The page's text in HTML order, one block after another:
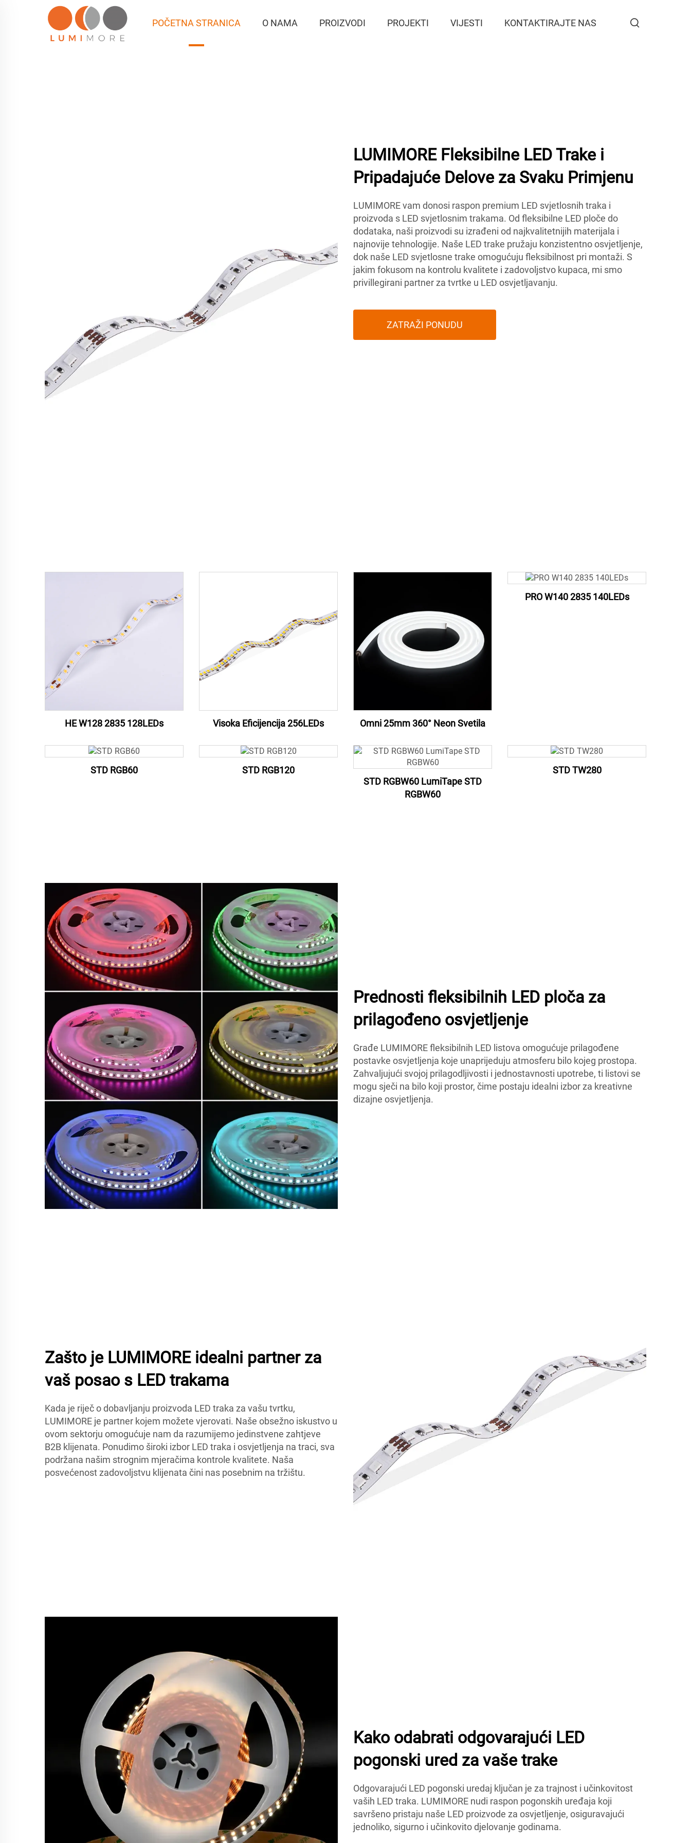
POČETNA STRANICA O NAMA PROIZVODI PROJEKTI VIJESTI KONTAKTIRAJTE NAS
LUMIMORE Fleksibilne LED Trake i
Pripadajuće Delove za Svaku Primjenu
LUMIMORE vam donosi raspon premium LED svjetlosnih traka i
proizvoda s LED svjetlosnim trakama. Od fleksibilne LED ploče do
dodataka, naši proizvodi su izrađeni od najkvalitetnijih materijala i
najnovije tehnologije. Naše LED trake pružaju konzistentno osvjetljenje,
dok naše LED svjetlosne trake omogućuju fleksibilnost pri montaži. S
jakim fokusom na kontrolu kvalitete i zadovoljstvo kupaca, mi smo
privillegirani partner za tvrtke u LED osvjetljavanju.
ZATRAŽI PONUDU
HE W128 2835 128LEDs Visoka Eficijencija 256LEDs Omni 25mm 360° Neon Svetila
PRO W140 2835 140LEDs
STD RGB60
STD RGB120
STD RGBW60 LumiTape STD
RGBW60
STD TW280
Prednosti fleksibilnih LED ploča za
prilagođeno osvjetljenje
Građe LUMIMORE fleksibilnih LED listova omogućuje prilagođene
postavke osvjetljenja koje unaprijeduju atmosferu bilo kojeg prostора.
Zahvaljujući svojoj prilagodljivosti i jednostavnosti upotrebe, ti listovi se
mogu sječi na bilo koji prostor, čime postaju idealni izbor za kreativne
dizajne osvjetljenja.
Zašto je LUMIMORE idealni partner za
vaš posao s LED trakama
Kada je riječ o dobavljanju proizvoda LED traka za vašu tvrtku,
LUMIMORE je partner kojem možete vjerovati. Naše obsežno iskustvo u
ovom sektorju omogućuje nam da razumijemo jedinstvene zahtjeve
B2B klijenata. Ponudimo široki izbor LED traka i osvjetljenja na traci, sva
podržana našim strognim mjeračima kontrole kvalitete. Naša
posvećenost zadovoljstvu klijenata čini nas posebnim na tržištu.
Kako odabrati odgovarajući LED
pogonski ured za vaše trake
Odgovarajući LED pogonski uredaj ključan je za trajnost i učinkovitost
vaših LED traka. LUMIMORE nudi raspon pogonskih uređaja koji
savršeno pristaju naše LED proizvode za osvjetljenje, osiguravajući
jednoliko, sigurno i učinkovito djelovanje godinama.